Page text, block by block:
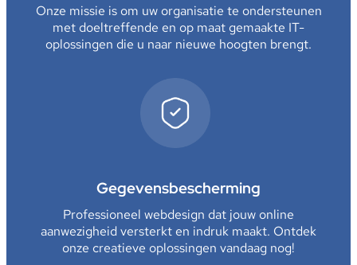
Onze missie is om uw organisatie te ondersteunen
met doeltreffende en op maat gemaakte IT-
oplossingen die u naar nieuwe hoogten brengt.
Gegevensbescherming
Professioneel webdesign dat jouw online
aanwezigheid versterkt en indruk maakt. Ontdek
onze creatieve oplossingen vandaag nog!